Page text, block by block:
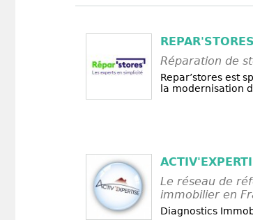
REPAR'STORES
Réparation de
Repar’stores est
la modernisation
Le réseau de
immobilier en
Diagnostics